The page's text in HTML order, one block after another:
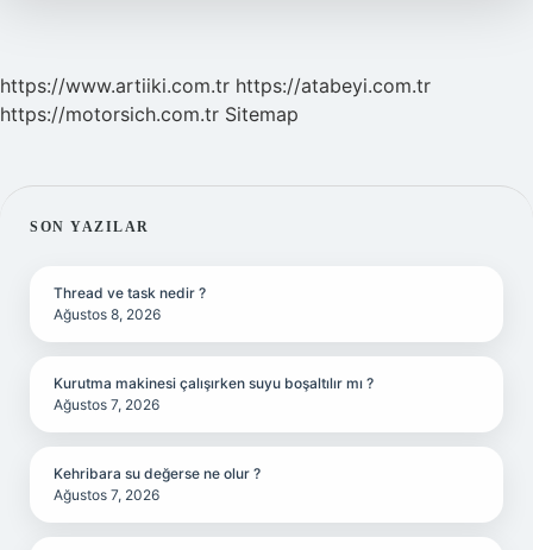
https://www.artiiki.com.tr https://atabeyi.com.tr
https://motorsich.com.tr Sitemap
SIDEBAR
SON YAZILAR
Thread ve task nedir ?
Ağustos 8, 2026
Kurutma makinesi çalışırken suyu boşaltılır mı ?
Ağustos 7, 2026
Kehribara su değerse ne olur ?
Ağustos 7, 2026